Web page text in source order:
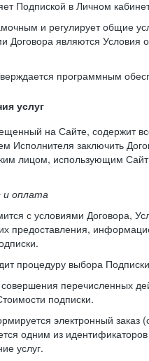
Подпиской в Личном
и регулирует общие
являются Условия
программным
услуг
на Сайте, содержит
Исполнителя заключить
лицом, использующим
и оплата
с условиями Договора,
предоставления,
процедуру выбора
перечисленных
подписки.
электронный заказ
одним из
услуг.